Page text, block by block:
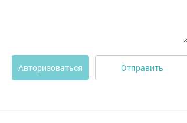
Авторизоваться Отправить